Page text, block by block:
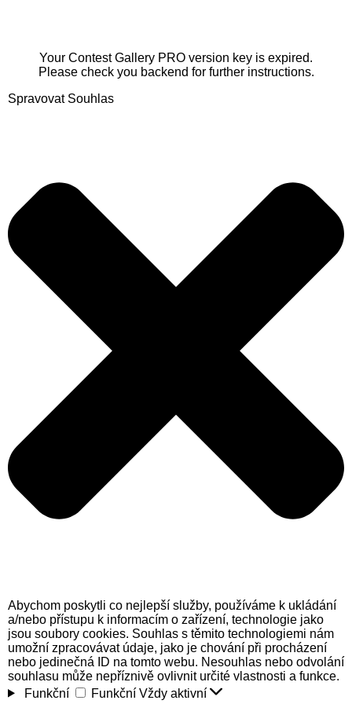
Your Contest Gallery PRO version key is expired.
Please check you backend for further instructions.
Spravovat Souhlas
Abychom poskytli co nejlepší služby, používáme k ukládání
a/nebo přístupu k informacím o zařízení, technologie jako
jsou soubory cookies. Souhlas s těmito technologiemi nám
umožní zpracovávat údaje, jako je chování při procházení
nebo jedinečná ID na tomto webu. Nesouhlas nebo odvolání
souhlasu může nepříznivě ovlivnit určité vlastnosti a funkce.
Funkční
Funkční Vždy aktivní